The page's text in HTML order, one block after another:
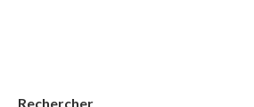
Rechercher